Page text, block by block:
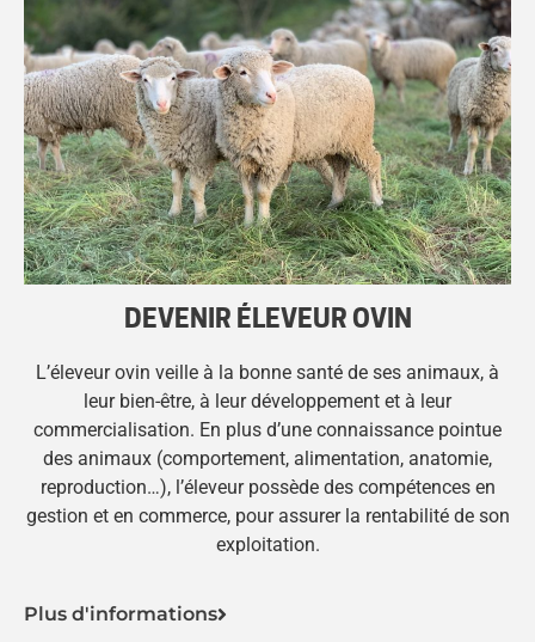
DEVENIR ÉLEVEUR OVIN
L’éleveur ovin veille à la bonne santé de ses animaux, à
leur bien-être, à leur développement et à leur
commercialisation. En plus d’une connaissance pointue
des animaux (comportement, alimentation, anatomie,
reproduction…), l’éleveur possède des compétences en
gestion et en commerce, pour assurer la rentabilité de son
exploitation.
Plus d'informations